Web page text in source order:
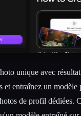
unique avec
et entraînez un
de profil dédiées.